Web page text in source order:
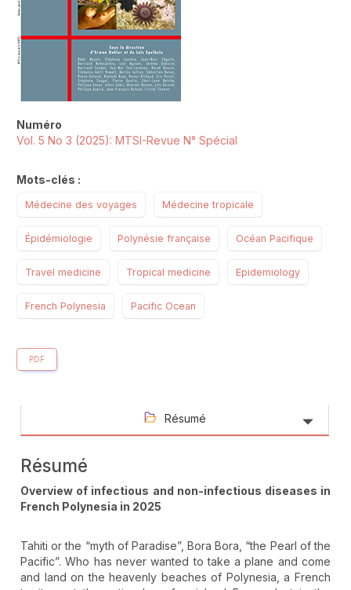
Numéro
Vol. 5 No 3 (2025): MTSI-Revue N° Spécial
Mots-clés :
Médecine des voyages Médecine tropicale
Épidémiologie Polynésie française Océan Pacifique
Travel medicine Tropical medicine Epidemiology
French Polynesia Pacific Ocean
PDF
Résumé
Résumé
Overview of infectious and non-infectious diseases in
French Polynesia in 2025
Tahiti or the “myth of Paradise”, Bora Bora, “the Pearl of the
Pacific”. Who has never wanted to take a plane and come
and land on the heavenly beaches of Polynesia, a French